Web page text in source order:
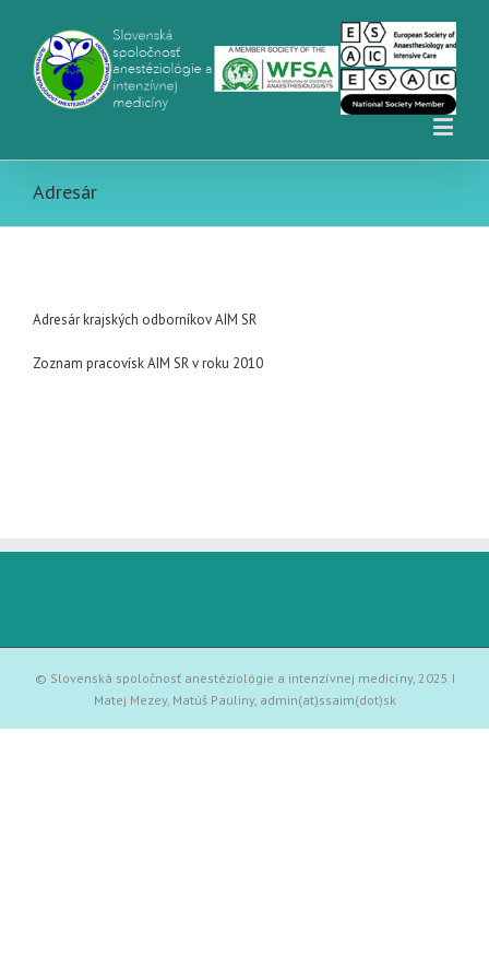
Adresár
Adresár krajských odborníkov AIM SR
Zoznam pracovísk AIM SR v roku 2010
© Slovenská spoločnosť anestéziológie a intenzívnej medicíny, 2025 I
Matej Mezey, Matúš Pauliny, admin(at)ssaim(dot)sk